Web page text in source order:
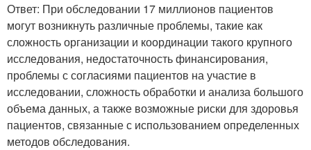
Ответ: При обследовании 17 миллионов пациентов
могут возникнуть различные проблемы, такие как
сложность организации и координации такого крупного
исследования, недостаточность финансирования,
проблемы с согласиями пациентов на участие в
исследовании, сложность обработки и анализа большого
объема данных, а также возможные риски для здоровья
пациентов, связанные с использованием определенных
методов обследования.